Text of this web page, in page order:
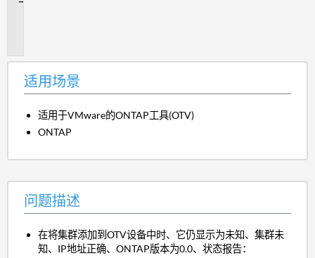
适用场景
适用于VMware的ONTAP工具(OTV)
ONTAP
问题描述
在将集群添加到OTV设备中时、它仍显示为未知、集群未
知、IP地址正确、ONTAP版本为0.0、状态报告：